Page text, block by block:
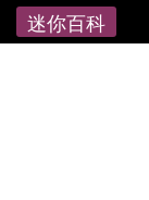
迷你百科